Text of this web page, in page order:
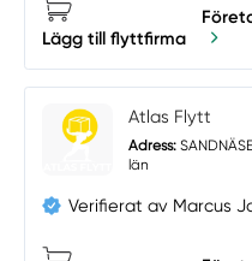
Lägg till flyttfirma
Atlas Flytt
Adress:
län
Verifierat av Marcus